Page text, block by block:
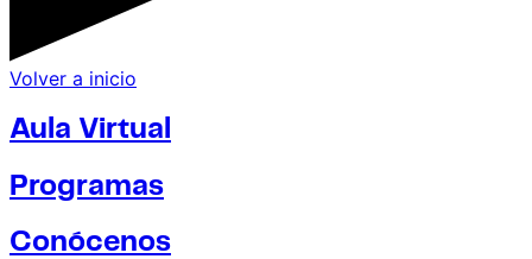
Volver a inicio
Aula Virtual
Programas
Conócenos